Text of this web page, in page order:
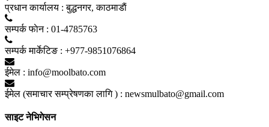
प्रधान कार्यालय : बुद्धनगर, काठमाडाैं
सम्पर्क फाेन : 01-4785763
सम्पर्क मार्केटिङ : +977-9851076864
ईमेल : info@moolbato.com
ईमेल (समाचार सम्प्रेषणका लागि ) : newsmulbato@gmail.com
साइट नेभिगेसन